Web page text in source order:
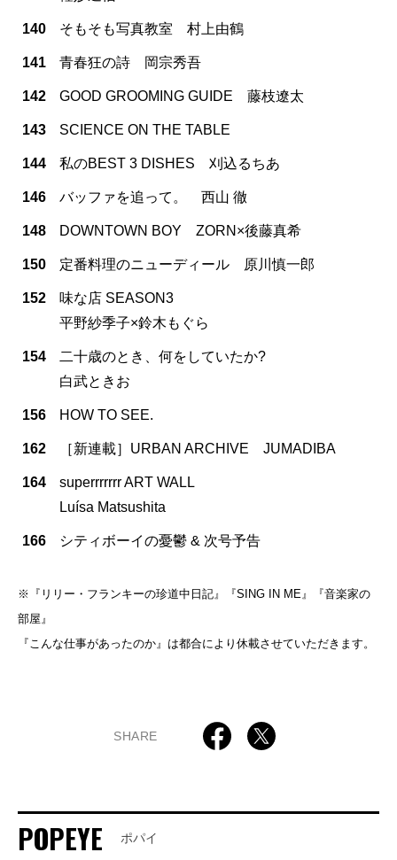
140 そもそも写真教室 村上由鶴
141 青春狂の詩 岡宗秀吾
142 GOOD GROOMING GUIDE 藤枝遼太
143 SCIENCE ON THE TABLE
144 私のBEST 3 DISHES 刈込るちあ
146 バッファを追って。 西山 徹
148 DOWNTOWN BOY ZORN×後藤真希
150 定番料理のニューディール 原川慎一郎
152
味な店 SEASON3
平野紗季子×鈴木もぐら
154
二十歳のとき、何をしていたか?
白武ときお
156 HOW TO SEE.
162 ［新連載］URBAN ARCHIVE JUMADIBA
164
superrrrrrr ART WALL
Luísa Matsushita
166 シティボーイの憂鬱 & 次号予告
※『リリー・フランキーの珍道中日記』『SING IN ME』『音楽家の
部屋』
『こんな仕事があったのか』は都合により休載させていただきます。
SHARE
POPEYE ポパイ